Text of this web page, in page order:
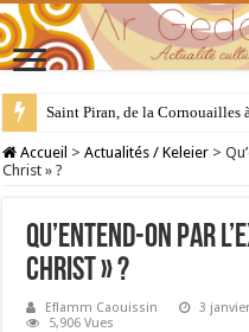
28 juillet : Saint Samson de
Accueil > Actualités / Keleier >
Christ » ?
Qu’entend-on par
Christ » ?
Eflamm Caouissin 3
5,906 Vues